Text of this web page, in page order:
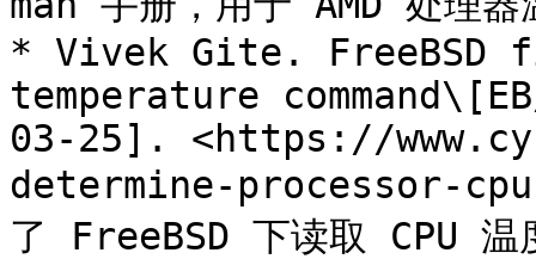
* Vivek Gite. FreeBSD
temperature
03-25]. <https://
determine-processor-
了 FreeBSD 下读取 CPU 温